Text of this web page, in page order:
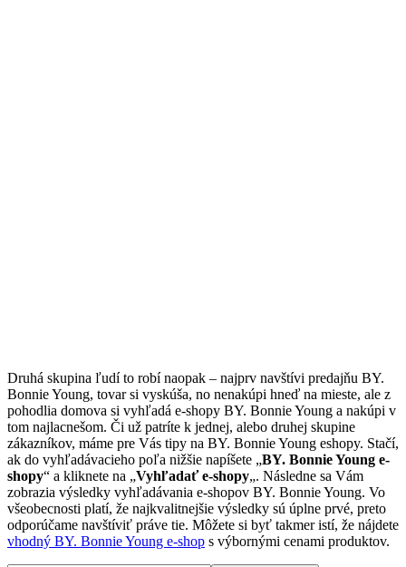
Druhá skupina ľudí to robí naopak – najprv navštívi predajňu BY.
Bonnie Young, tovar si vyskúša, no nenakúpi hneď na mieste, ale z
pohodlia domova si vyhľadá e-shopy BY. Bonnie Young a nakúpi v
tom najlacnešom. Či už patríte k jednej, alebo druhej skupine
zákazníkov, máme pre Vás tipy na BY. Bonnie Young eshopy. Stačí,
ak do vyhľadávacieho poľa nižšie napíšete „BY. Bonnie Young e-
shopy“ a kliknete na „Vyhľadať e-shopy„. Následne sa Vám
zobrazia výsledky vyhľadávania e-shopov BY. Bonnie Young. Vo
všeobecnosti platí, že najkvalitnejšie výsledky sú úplne prvé, preto
odporúčame navštíviť práve tie. Môžete si byť takmer istí, že nájdete
vhodný BY. Bonnie Young e-shop s výbornými cenami produktov.